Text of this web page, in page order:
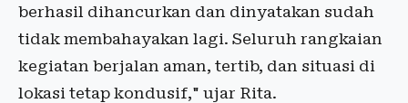
berhasil dihancurkan dan dinyatakan sudah
tidak membahayakan lagi. Seluruh rangkaian
kegiatan berjalan aman, tertib, dan situasi di
lokasi tetap kondusif," ujar Rita.